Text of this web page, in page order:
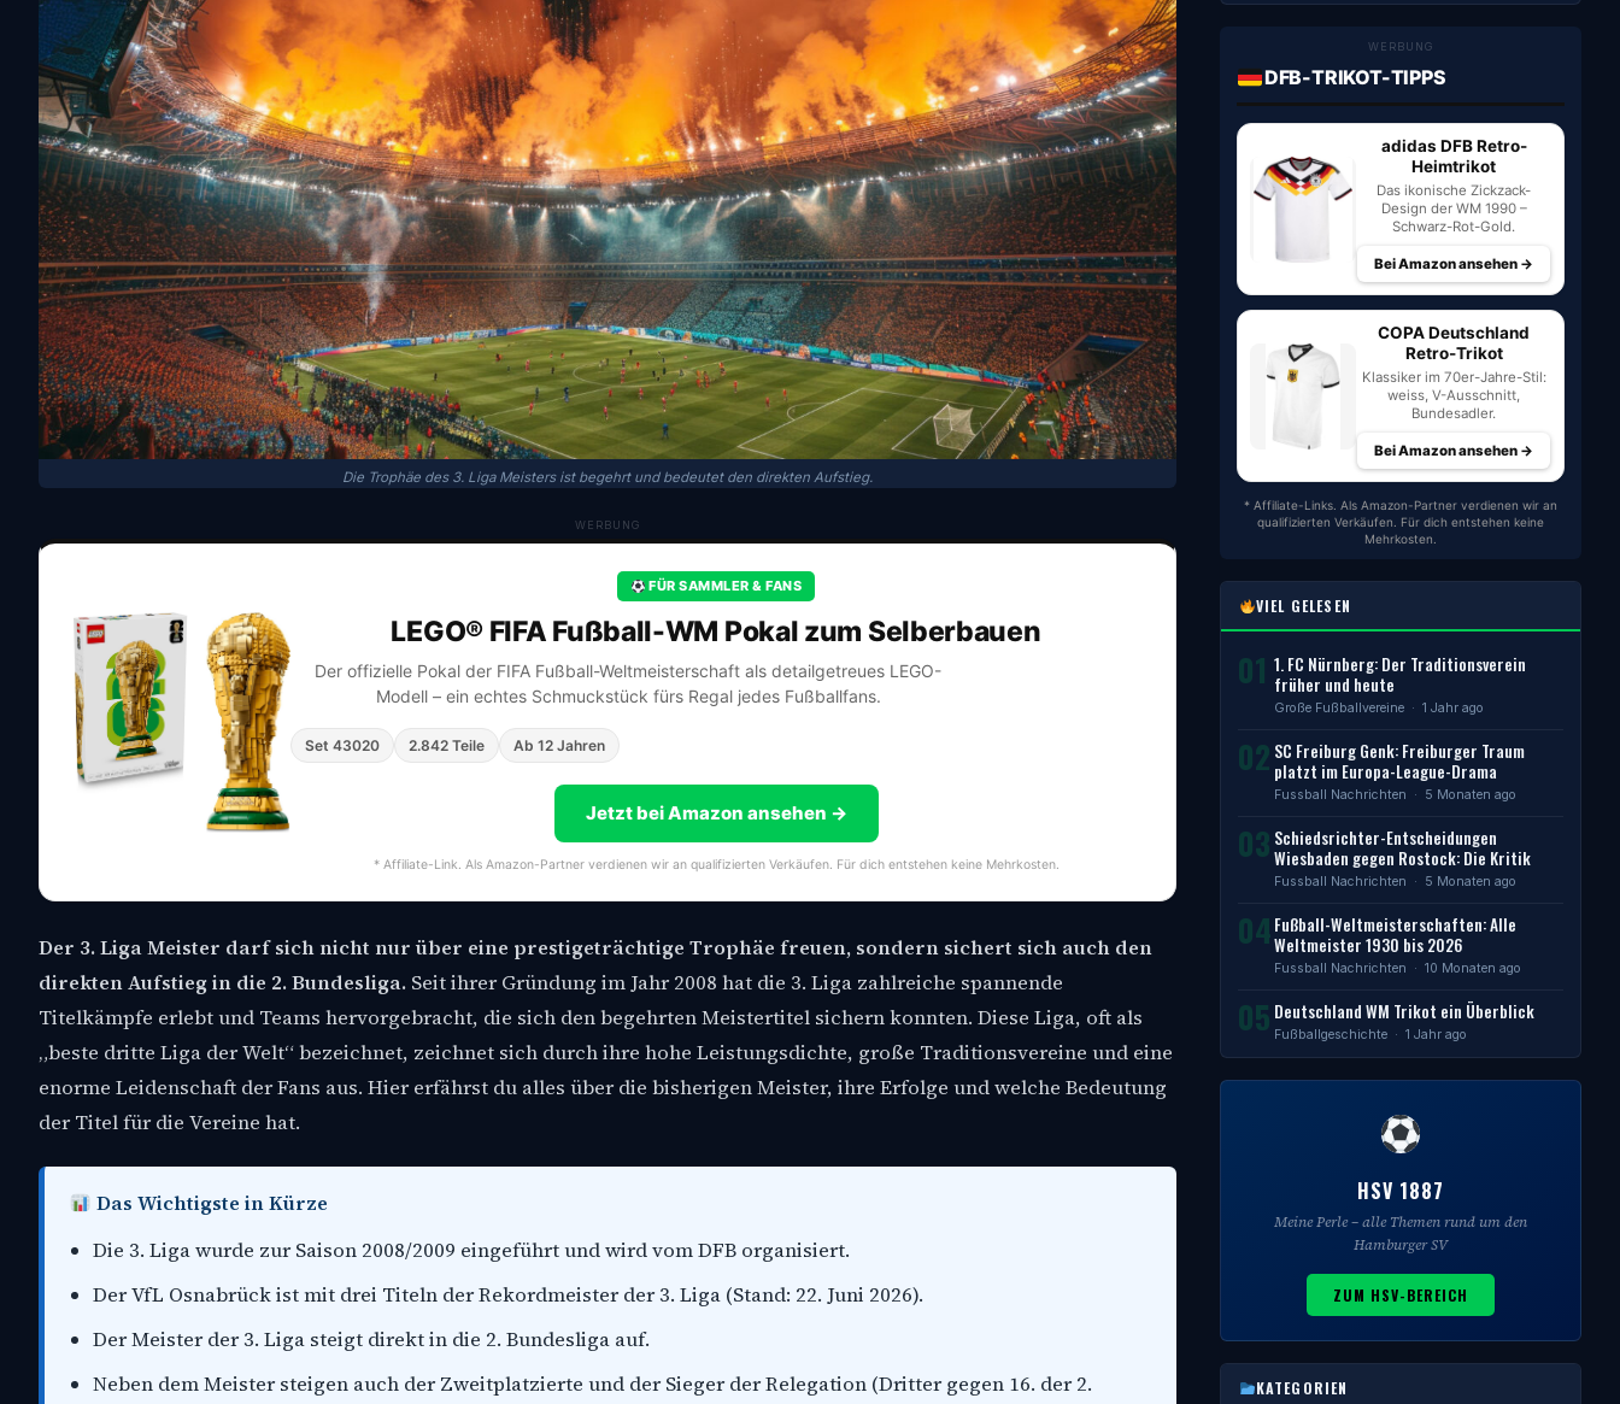
Die Trophäe des 3. Liga Meisters ist begehrt und bedeutet den direkten Aufstieg.
WERBUNG
FÜR SAMMLER & FANS
LEGO® FIFA Fußball-WM Pokal zum Selberbauen
Der offizielle Pokal der FIFA Fußball-Weltmeisterschaft als detailgetreues LEGO-
Modell – ein echtes Schmuckstück fürs Regal jedes Fußballfans.
Set 43020 2.842 Teile Ab 12 Jahren
Jetzt bei Amazon ansehen →
* Affiliate-Link. Als Amazon-Partner verdienen wir an qualifizierten Verkäufen. Für dich entstehen keine Mehrkosten.
Der 3. Liga Meister darf sich nicht nur über eine prestigeträchtige Trophäe freuen, sondern sichert sich auch den
direkten Aufstieg in die 2. Bundesliga. Seit ihrer Gründung im Jahr 2008 hat die 3. Liga zahlreiche spannende
Titelkämpfe erlebt und Teams hervorgebracht, die sich den begehrten Meistertitel sichern konnten. Diese Liga, oft als
„beste dritte Liga der Welt“ bezeichnet, zeichnet sich durch ihre hohe Leistungsdichte, große Traditionsvereine und eine
enorme Leidenschaft der Fans aus. Hier erfährst du alles über die bisherigen Meister, ihre Erfolge und welche Bedeutung
der Titel für die Vereine hat.
Das Wichtigste in Kürze
Die 3. Liga wurde zur Saison 2008/2009 eingeführt und wird vom DFB organisiert.
Der VfL Osnabrück ist mit drei Titeln der Rekordmeister der 3. Liga (Stand: 22. Juni 2026).
Der Meister der 3. Liga steigt direkt in die 2. Bundesliga auf.
Neben dem Meister steigen auch der Zweitplatzierte und der Sieger der Relegation (Dritter gegen 16. der 2.
WERBUNG
DFB-TRIKOT-TIPPS
adidas DFB Retro-
Heimtrikot
Das ikonische Zickzack-
Design der WM 1990 –
Schwarz-Rot-Gold.
Bei Amazon ansehen →
COPA Deutschland
Retro-Trikot
Klassiker im 70er-Jahre-Stil:
weiss, V-Ausschnitt,
Bundesadler.
Bei Amazon ansehen →
* Affiliate-Links. Als Amazon-Partner verdienen wir an
qualifizierten Verkäufen. Für dich entstehen keine
Mehrkosten.
VIEL GELESEN
01 1. FC Nürnberg: Der Traditionsverein
früher und heute
Große Fußballvereine · 1 Jahr ago
02 SC Freiburg Genk: Freiburger Traum
platzt im Europa-League-Drama
Fussball Nachrichten · 5 Monaten ago
03 Schiedsrichter-Entscheidungen
Wiesbaden gegen Rostock: Die Kritik
Fussball Nachrichten · 5 Monaten ago
04 Fußball-Weltmeisterschaften: Alle
Weltmeister 1930 bis 2026
Fussball Nachrichten · 10 Monaten ago
05 Deutschland WM Trikot ein Überblick
Fußballgeschichte · 1 Jahr ago
HSV 1887
Meine Perle – alle Themen rund um den
Hamburger SV
ZUM HSV-BEREICH
KATEGORIEN